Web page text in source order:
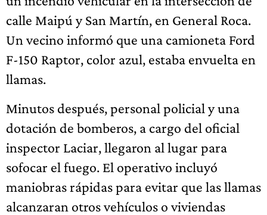
calle Maipú y San Martín, en General Roca.
Un vecino informó que una camioneta Ford
F-150 Raptor, color azul, estaba envuelta en
llamas.
Minutos después, personal policial y una
dotación de bomberos, a cargo del oficial
inspector Laciar, llegaron al lugar para
sofocar el fuego. El operativo incluyó
maniobras rápidas para evitar que las llamas
alcanzaran otros vehículos o viviendas